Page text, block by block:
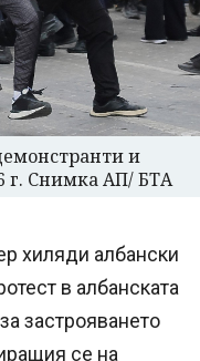
и
г. Снимка АП/ БТА
хиляди албански
в албанската
застрояването
се на